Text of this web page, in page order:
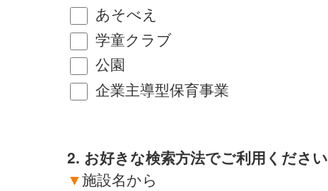
あそべえ
学童クラブ
公園
企業主導型保育事業
2. お好きな検索方法でご利用ください
▼施設名から